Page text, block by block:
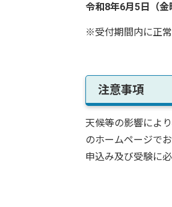
令和8年6月5日（
※受付期間内に正常
注意事項
天候等の影響によ
のホームページで
申込み及び受験に